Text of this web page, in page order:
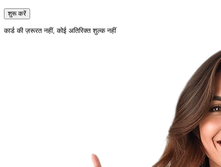
शुरू करें
कार्ड की ज़रूरत नहीं, कोई अतिरिक्त शुल्क नहीं